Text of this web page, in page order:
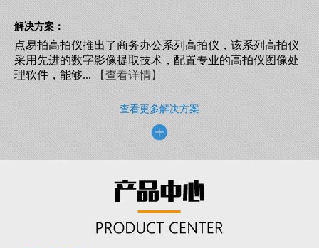
解决方案：
点易拍高拍仪推出了商务办公系列高拍仪，该系列高拍仪
采用先进的数字影像提取技术，配置专业的高拍仪图像处
理软件，能够...【查看详情】
查看更多解决方案